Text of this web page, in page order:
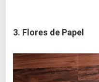
3. Flores de Papel